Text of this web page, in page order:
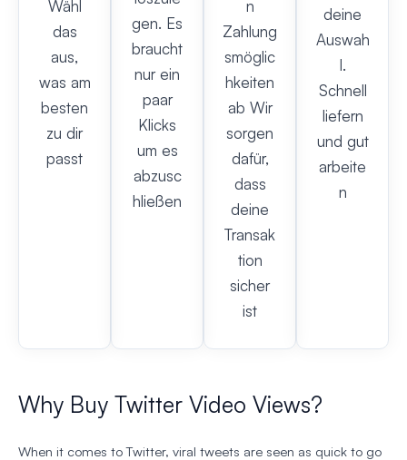
Wähl
das
aus,
was am
besten
zu dir
passt
gen. Es
braucht
nur ein
paar
Klicks
um es
abzusc
hließen
n
Zahlung
smöglic
hkeiten
ab Wir
sorgen
dafür,
dass
deine
Transak
tion
sicher
ist
deine
Auswah
l.
Schnell
liefern
und gut
arbeite
n
Why Buy Twitter Video Views?
When it comes to Twitter, viral tweets are seen as quick to go